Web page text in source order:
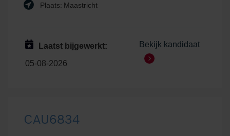
Plaats: Maastricht
Laatst bijgewerkt:
05-08-2026
Bekijk kandidaat
CAU6834